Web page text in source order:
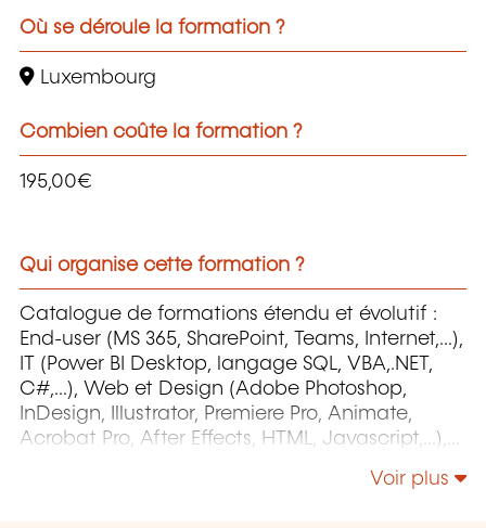
Où se déroule la formation ?
Luxembourg
Combien coûte la formation ?
195,00€
Qui organise cette formation ?
Catalogue de formations étendu et évolutif :
End-user (MS 365, SharePoint, Teams, Internet,...),
IT (Power BI Desktop, langage SQL, VBA,.NET,
C#,...), Web et Design (Adobe Photoshop,
InDesign, Illustrator, Premiere Pro, Animate,
Acrobat Pro, After Effects, HTML, Javascript,...),
Voir plus